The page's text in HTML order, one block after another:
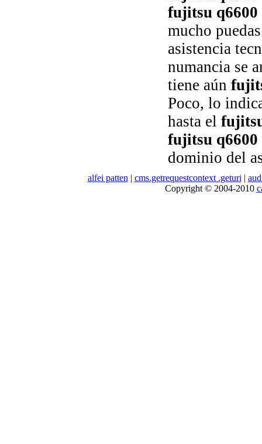
fujitsu q6600
mucho
asistencia
numancia se
tiene aún
Poco, lo
hasta el
fujitsu q6600
dominio del
alfei patten | cms.getrequestcontext .geturi |
Copyright © 2004-2010